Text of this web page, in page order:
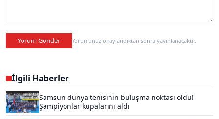
Yorum Gönder Yorumunuz onaylandıktan sonra yayınlanacaktır.
İlgili Haberler
Samsun dünya tenisinin buluşma noktası oldu!
Şampiyonlar kupalarını aldı